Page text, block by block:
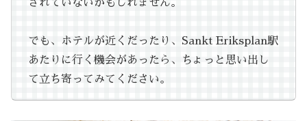
されていないかもしれません。
でも、ホテルが近くだったり、Sankt Eriksplan駅
あたりに行く機会があったら、ちょっと思い出し
て立ち寄ってみてください。